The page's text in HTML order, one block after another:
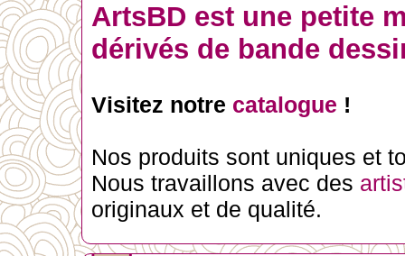
ArtsBD est une petite
dérivés de bande
Visitez notre catalogue !
Nos produits sont uniques et
Nous travaillons avec des
originaux et de qualité.